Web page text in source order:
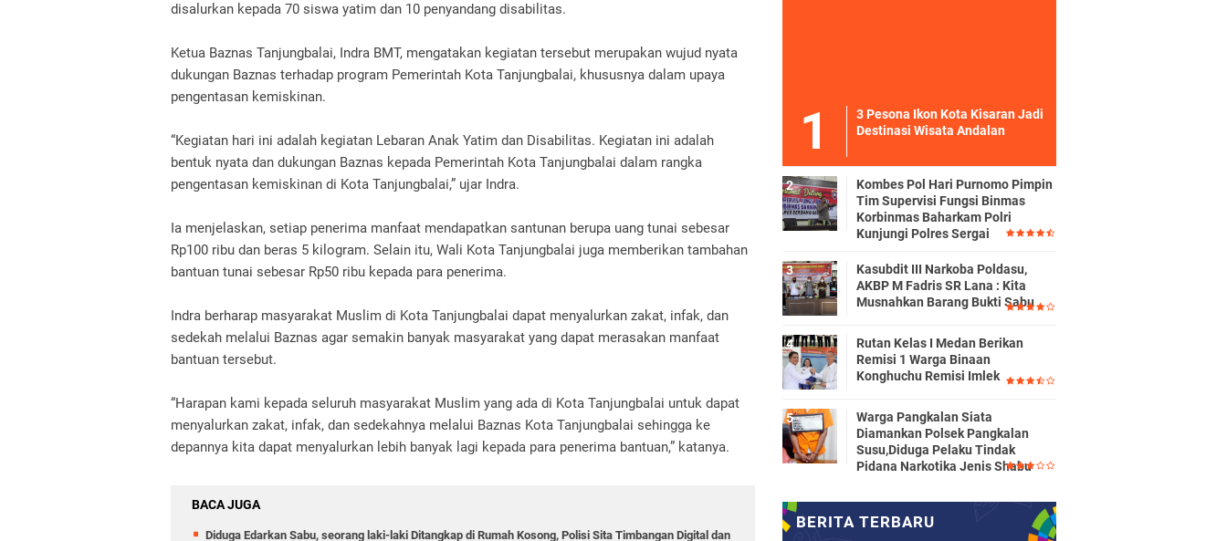
disalurkan kepada 70 siswa yatim dan 10 penyandang disabilitas.
Ketua Baznas Tanjungbalai, Indra BMT, mengatakan kegiatan tersebut merupakan wujud nyata
dukungan Baznas terhadap program Pemerintah Kota Tanjungbalai, khususnya dalam upaya
pengentasan kemiskinan.
“Kegiatan hari ini adalah kegiatan Lebaran Anak Yatim dan Disabilitas. Kegiatan ini adalah
bentuk nyata dan dukungan Baznas kepada Pemerintah Kota Tanjungbalai dalam rangka
pengentasan kemiskinan di Kota Tanjungbalai,” ujar Indra.
Ia menjelaskan, setiap penerima manfaat mendapatkan santunan berupa uang tunai sebesar
Rp100 ribu dan beras 5 kilogram. Selain itu, Wali Kota Tanjungbalai juga memberikan tambahan
bantuan tunai sebesar Rp50 ribu kepada para penerima.
Indra berharap masyarakat Muslim di Kota Tanjungbalai dapat menyalurkan zakat, infak, dan
sedekah melalui Baznas agar semakin banyak masyarakat yang dapat merasakan manfaat
bantuan tersebut.
“Harapan kami kepada seluruh masyarakat Muslim yang ada di Kota Tanjungbalai untuk dapat
menyalurkan zakat, infak, dan sedekahnya melalui Baznas Kota Tanjungbalai sehingga ke
depannya kita dapat menyalurkan lebih banyak lagi kepada para penerima bantuan,” katanya.
BACA JUGA
Diduga Edarkan Sabu, seorang laki-laki Ditangkap di Rumah Kosong, Polisi Sita Timbangan Digital dan
3 Pesona Ikon Kota Kisaran Jadi
Destinasi Wisata Andalan
Kombes Pol Hari Purnomo Pimpin
Tim Supervisi Fungsi Binmas
Korbinmas Baharkam Polri
Kunjungi Polres Sergai
Kasubdit III Narkoba Poldasu,
AKBP M Fadris SR Lana : Kita
Musnahkan Barang Bukti Sabu
Rutan Kelas I Medan Berikan
Remisi 1 Warga Binaan
Konghuchu Remisi Imlek
Warga Pangkalan Siata
Diamankan Polsek Pangkalan
Susu,Diduga Pelaku Tindak
Pidana Narkotika Jenis Shabu